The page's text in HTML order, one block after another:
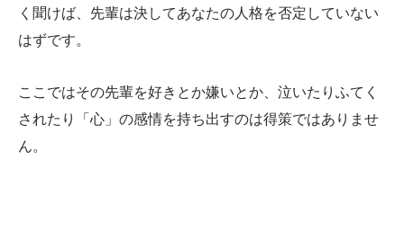
く聞けば、先輩は決してあなたの人格を否定していない
はずです。
ここではその先輩を好きとか嫌いとか、泣いたりふてく
されたり「心」の感情を持ち出すのは得策ではありませ
ん。